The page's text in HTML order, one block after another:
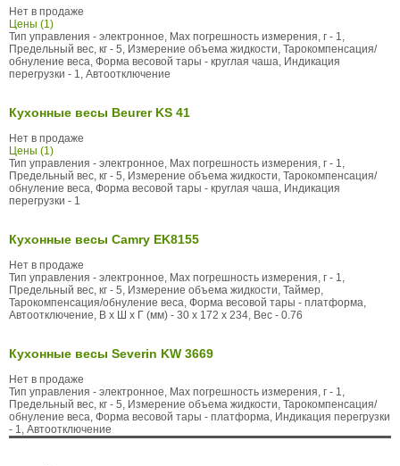
Нет в продаже
Цены (1)
Тип управления - электронное, Max погрешность измерения, г - 1,
Предельный вес, кг - 5, Измерение объема жидкости, Тарокомпенсация/
обнуление веса, Форма весовой тары - круглая чаша, Индикация
перегрузки - 1, Автоотключение
Кухонные весы Beurer KS 41
Нет в продаже
Цены (1)
Тип управления - электронное, Max погрешность измерения, г - 1,
Предельный вес, кг - 5, Измерение объема жидкости, Тарокомпенсация/
обнуление веса, Форма весовой тары - круглая чаша, Индикация
перегрузки - 1
Кухонные весы Camry EK8155
Нет в продаже
Тип управления - электронное, Max погрешность измерения, г - 1,
Предельный вес, кг - 5, Измерение объема жидкости, Таймер,
Тарокомпенсация/обнуление веса, Форма весовой тары - платформа,
Автоотключение, В x Ш x Г (мм) - 30 x 172 x 234, Вес - 0.76
Кухонные весы Severin KW 3669
Нет в продаже
Тип управления - электронное, Max погрешность измерения, г - 1,
Предельный вес, кг - 5, Измерение объема жидкости, Тарокомпенсация/
обнуление веса, Форма весовой тары - платформа, Индикация перегрузки
- 1, Автоотключение